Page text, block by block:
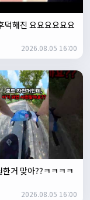
지요 ㅎㅎ
덕해진 요요요요요요
2026.08.05 16:00
한거 맞아??ㅋㅋㅋㅋ
2026.08.05 16:00